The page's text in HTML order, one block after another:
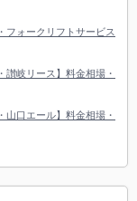
フォークリフトサービス
岐リース】料金相場・
山口エール】料金相場・